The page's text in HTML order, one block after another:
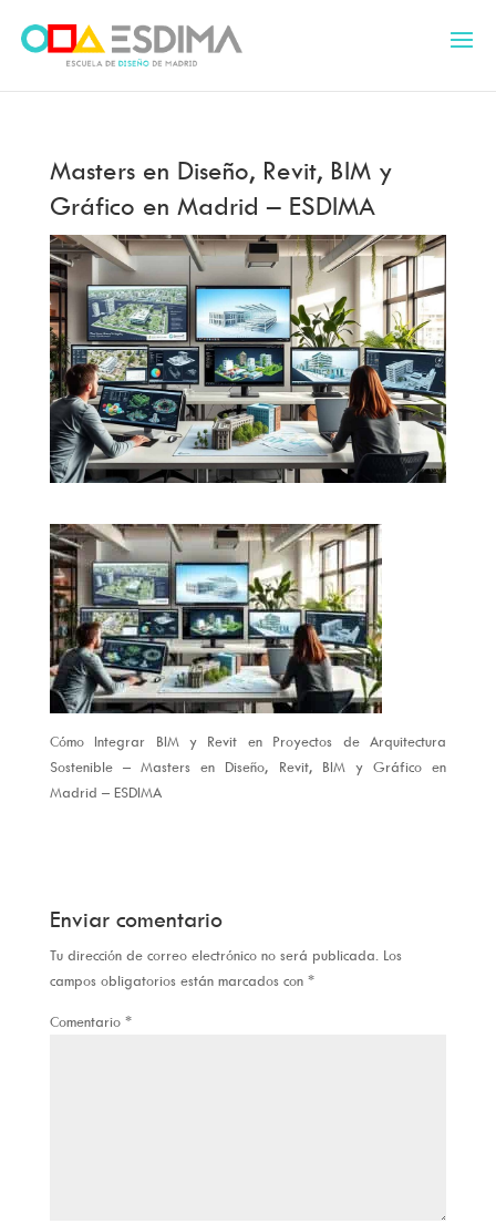
Masters en Diseño, Revit, BIM y
Gráfico en Madrid – ESDIMA
Cómo Integrar BIM y Revit en Proyectos de Arquitectura
Sostenible – Masters en Diseño, Revit, BIM y Gráfico en
Madrid – ESDIMA
Enviar comentario
Tu dirección de correo electrónico no será publicada. Los
campos obligatorios están marcados con *
Comentario *